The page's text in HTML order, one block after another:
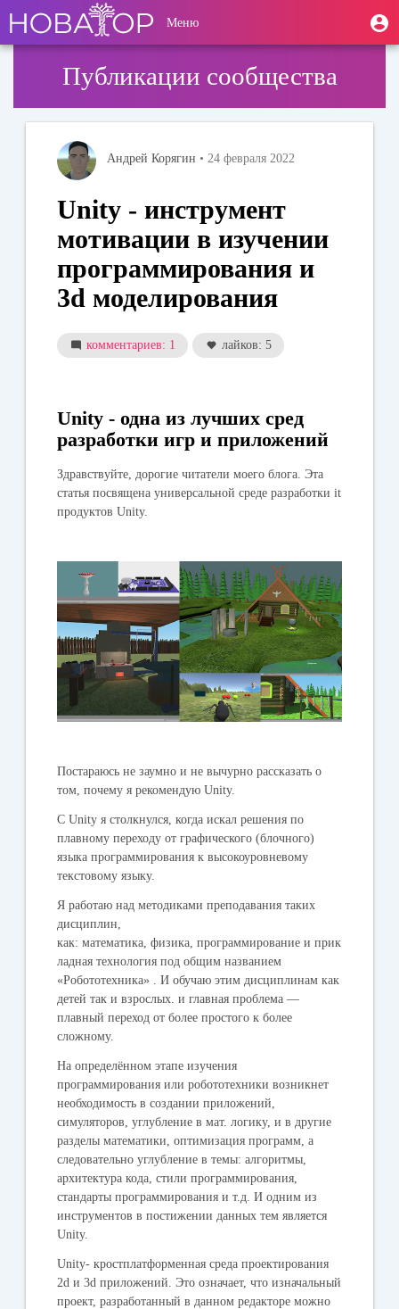
основному
содержанию
User
account
Меню
Публикации сообщества
Андрей Корягин • 24 февраля 2022
Unity - инструмент
мотивации в изучении
программирования и
3d моделирования
комментариев: 1 лайков: 5
Unity - одна из лучших сред
разработки игр и приложений
Здравствуйте, дорогие читатели моего блога. Эта
статья посвящена универсальной среде разработки it
продуктов Unity.
Постараюсь не заумно и не вычурно рассказать о
том, почему я рекомендую Unity.
С Unity я столкнулся, когда искал решения по
плавному переходу от графического (блочного)
языка программирования к высокоуровневому
текстовому языку.
Я работаю над методиками преподавания таких
дисциплин,
как: математика, физика, программирование и прик
ладная технология под общим названием
«Робототехника» . И обучаю этим дисциплинам как
детей так и взрослых. и главная проблема —
плавный переход от более простого к более
сложному.
На определённом этапе изучения
программирования или робототехники возникнет
необходимость в создании приложений,
симуляторов, углубление в мат. логику, и в другие
разделы математики, оптимизация программ, а
следовательно углубление в темы: алгоритмы,
архитектура кода, стили программирования,
стандарты программирования и т.д. И одним из
инструментов в постижении данных тем является
Unity.
Unity- кростплатформенная среда проектирования
2d и 3d приложений. Это означает, что изначальный
проект, разработанный в данном редакторе можно